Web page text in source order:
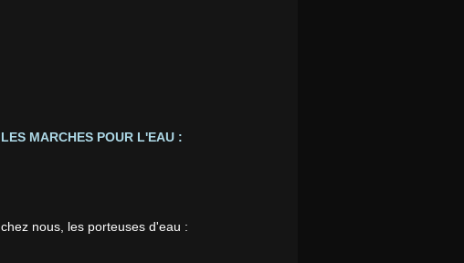
LES MARCHES POUR L'EAU :
chez nous, les porteuses d'eau :